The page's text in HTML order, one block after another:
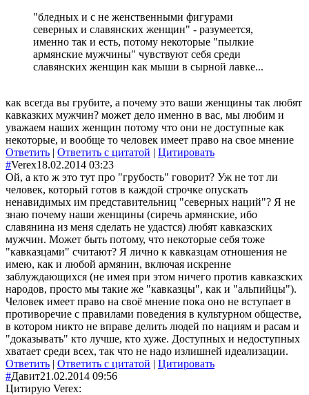
"бледных и с не женственными фигурами
северных и славянских женщин" - разумеется,
именно так и есть, потому некоторые "пылкие
армянские мужчины" чувствуют себя среди
славянских женщин как мыши в сырной лавке...
как всегда вы грубите, а почему это ваши женщины так любят
кавказких мужчин? может дело именно в вас, мы любим и
уважаем наших женщин потому что они не доступные как
некоторые, и вообще то человек имеет право на свое мнение
Ответить | Ответить с цитатой | Цитировать
#Verex18.02.2014 03:23
Ой, а кто ж это тут про "грубость" говорит? Уж не тот ли
человек, который готов в каждой строчке опускать
ненавидимых им представительниц "северных наций"? Я не
знаю почему наши женщины (сиречь армянские, ибо
славянина из меня сделать не удастся) любят кавказских
мужчин. Может быть потому, что некоторые себя тоже
"кавказцами" считают? Я лично к кавказцам отношения не
имею, как и любой армянин, включая искренне
заблуждающихся (не имея при этом ничего против кавказских
народов, просто мы такие же "кавказцы", как и "альпийцы").
Человек имеет право на своё мнение пока оно не вступает в
противоречие с правилами поведения в культурном обществе,
в котором никто не вправе делить людей по нациям и расам и
"доказывать" кто лучше, кто хуже. Доступных и недоступных
хватает среди всех, так что не надо излишней идеализации.
Ответить | Ответить с цитатой | Цитировать
#Давит21.02.2014 09:56
Цитирую Verex: